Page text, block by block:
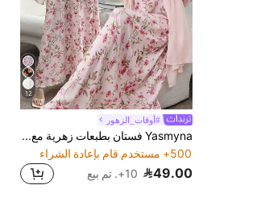
12
#أوقات_الزهور
Yasmyna فستان بطبعات زهرية مع وشاح الرأس من الشيفون مع تطعيمات من الدانتيل والياقة على شكل حرف V
500+ مستخدم قام بإعادة الشراء
49.00 10+. تم بيع